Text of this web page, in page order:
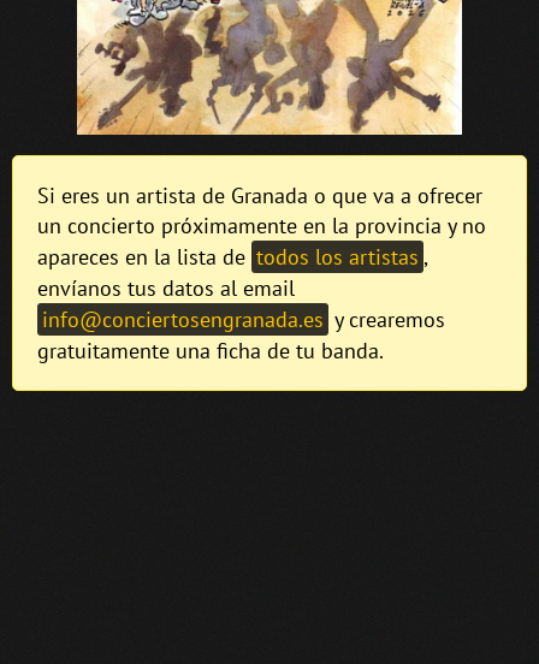
Si eres un artista de Granada o que va a ofrecer
un concierto próximamente en la provincia y no
apareces en la lista de todos los artistas ,
envíanos tus datos al email
info@conciertosengranada.es y crearemos
gratuitamente una ficha de tu banda.